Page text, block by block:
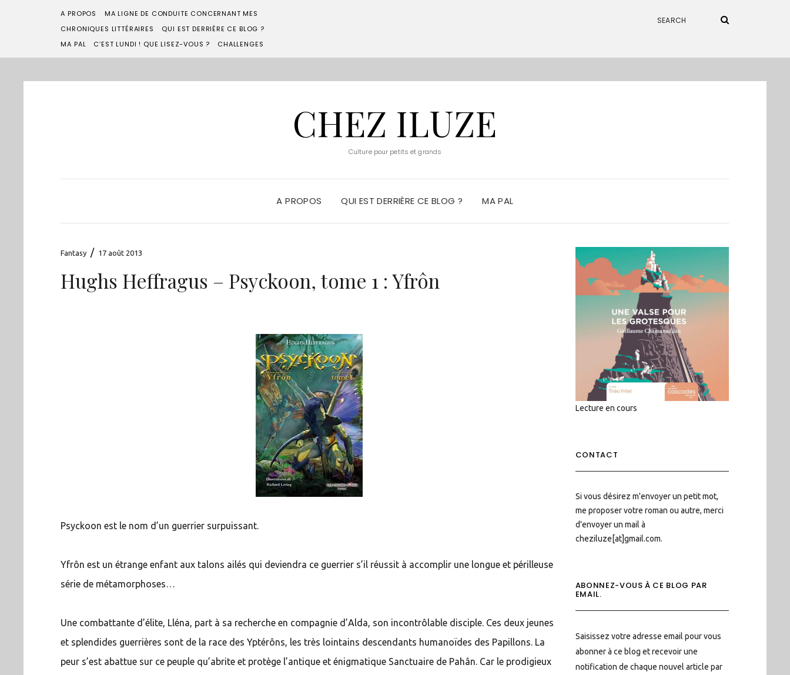
A PROPOS
MA LIGNE DE CONDUITE CONCERNANT MES
CHRONIQUES LITTÉRAIRES
QUI EST DERRIÈRE CE BLOG ?
MA PAL
C’EST LUNDI ! QUE LISEZ-VOUS ? CHALLENGES
CHEZ ILUZE
Culture pour petits et grands
A PROPOS QUI EST DERRIÈRE CE BLOG ? MA PAL
Fantasy / 17 août 2013
Hughs Heffragus – Psyckoon, tome 1 : Yfrôn
Psyckoon est le nom d’un guerrier surpuissant.
Yfrôn est un étrange enfant aux talons ailés qui deviendra ce guerrier s’il réussit à accomplir une longue et périlleuse
série de métamorphoses…
Une combattante d’élite, Lléna, part à sa recherche en compagnie d’Alda, son incontrôlable disciple. Ces deux jeunes
et splendides guerrières sont de la race des Yptérôns, les très lointains descendants humanoïdes des Papillons. La
peur s’est abattue sur ce peuple qu’abrite et protège l’antique et énigmatique Sanctuaire de Pahân. Car le prodigieux
Lecture en cours
CONTACT
Si vous désirez m'envoyer un petit mot,
me proposer votre roman ou autre, merci
d'envoyer un mail à
cheziluze[at]gmail.com.
ABONNEZ-VOUS À CE BLOG PAR
EMAIL.
Saisissez votre adresse email pour vous
abonner à ce blog et recevoir une
notification de chaque nouvel article par